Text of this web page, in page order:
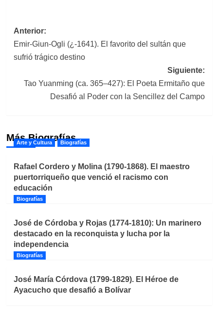
Navegación
de
entradas
Anterior:
Emir-Giun-Ogli (¿-1641). El favorito del sultán que
sufrió trágico destino
Siguiente:
Tao Yuanming (ca. 365–427): El Poeta Ermitaño que
Desafió al Poder con la Sencillez del Campo
Más Biografías
Arte y Cultura Biografías
Rafael Cordero y Molina (1790-1868). El maestro
puertorriqueño que venció el racismo con
educación
Biografías
José de Córdoba y Rojas (1774-1810): Un marinero
destacado en la reconquista y lucha por la
independencia
Biografías
José María Córdova (1799-1829). El Héroe de
Ayacucho que desafió a Bolívar